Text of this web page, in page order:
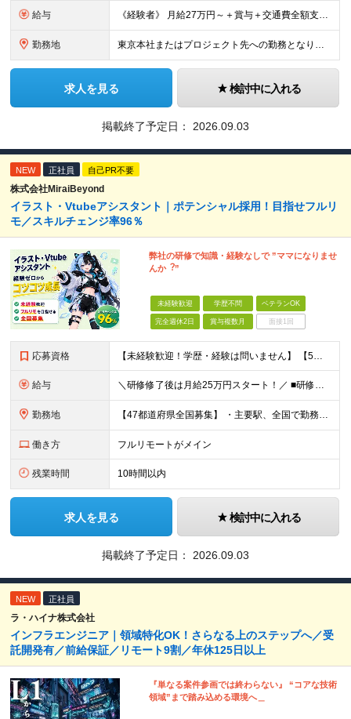
給与 《経験者》 月給27万円～＋賞与＋交通費全額支給 《未経験者》 月給23万円～＋賞与＋交通費全額支給 ※上記月給には固定残業代（20時間分／《経験者》34,000円～《未経験者》31,100円～）
勤務地 東京本社またはプロジェクト先への勤務となります ■本社 東京都豊島区南池袋3-13-8 ホウエイビル9F ＜アクセス＞ 各線「池袋駅」から徒歩5分 ■東京開発センター 東京都豊島区南池袋3-13-
求人を見る 検討中に入れる
掲載終了予定日： 2026.09.03
NEW 正社員 自己PR不要
株式会社MiraiBeyond
イラスト・Vtubeアシスタント｜ポテンシャル採用！目指せフルリ
モ／スキルチェンジ率96％
弊社の研修で知識・経験なしで ”ママになりませ
んか︖”
未経験歓迎 学歴不問 ベテランOK
完全週休2日 賞与複数月 面接1回
応募資格 【未経験歓迎！学歴・経験は問いません】 【5名以上の積極採用を予定！】 事業拡大中につき、 これからイラストレーターを目指したい方を積極採用中です！ 「イラストを仕事にしてみたい」 「好きなことを
給与 ＼研修修了後は月給25万円スタート！／ ■研修修了後 月給25万円＋賞与＋インセンティブ賞与 ※残業代は別途支給 ▽研修期間▽ 【未経験者】 ▶ 月給20万円～ 【固定残業代について】
勤務地 【47都道府県全国募集】 ・主要駅、全国で勤務可能！ ・どこに住んでいても応募可能！ 【東京本社】 東京都品川区東品川5-9-2 ≪リモート研修♪⾯接も基本的にオンラインで実施します≫ －主要駅
働き方 フルリモートがメイン
残業時間 10時間以内
求人を見る 検討中に入れる
掲載終了予定日： 2026.09.03
NEW 正社員
ラ・ハイナ株式会社
インフラエンジニア｜領域特化OK！さらなる上のステップへ／受
託開発有／前給保証／リモート9割／年休125日以上
『単なる案件参画では終わらない』 “コアな技術
領域”まで踏み込める環境へ＿